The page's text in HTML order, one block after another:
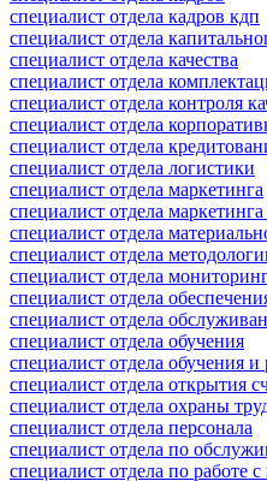
специалист отдела кадров кдп
специалист отдела
специалист отдела качества
специалист отдела
специалист отдела контроля
специалист отдела
специалист отдела
специалист отдела логистики
специалист отдела маркетинга
специалист отдела
специалист отдела
специалист отдела
специалист отдела
специалист отдела
специалист отдела
специалист отдела обучения
специалист отдела обучения и
специалист отдела открытия
специалист отдела охраны
специалист отдела персонала
специалист отдела по
специалист отдела по работе